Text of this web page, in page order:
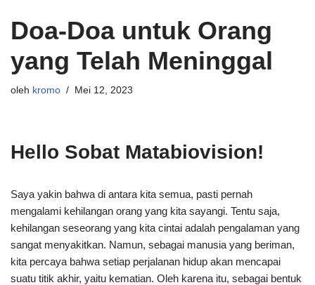
Doa-Doa untuk Orang
yang Telah Meninggal
oleh kromo Mei 12, 2023
Hello Sobat Matabiovision!
Saya yakin bahwa di antara kita semua, pasti pernah
mengalami kehilangan orang yang kita sayangi. Tentu saja,
kehilangan seseorang yang kita cintai adalah pengalaman yang
sangat menyakitkan. Namun, sebagai manusia yang beriman,
kita percaya bahwa setiap perjalanan hidup akan mencapai
suatu titik akhir, yaitu kematian. Oleh karena itu, sebagai bentuk